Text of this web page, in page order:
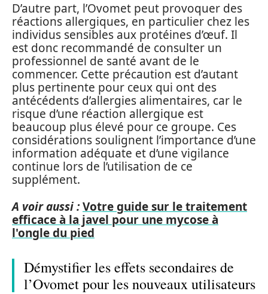
D’autre part, l’Ovomet peut provoquer des
réactions allergiques, en particulier chez les
individus sensibles aux protéines d’œuf. Il
est donc recommandé de consulter un
professionnel de santé avant de le
commencer. Cette précaution est d’autant
plus pertinente pour ceux qui ont des
antécédents d’allergies alimentaires, car le
risque d’une réaction allergique est
beaucoup plus élevé pour ce groupe. Ces
considérations soulignent l’importance d’une
information adéquate et d’une vigilance
continue lors de l’utilisation de ce
supplément.
A voir aussi :Votre guide sur le traitement
efficace à la javel pour une mycose à
l'ongle du pied
Démystifier les effets secondaires de
l’Ovomet pour les nouveaux utilisateurs